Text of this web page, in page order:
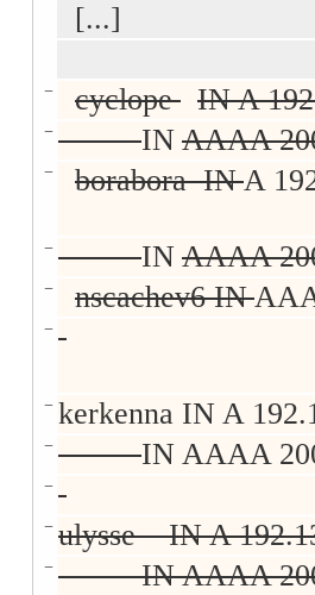
[...]
− cyclope IN A
− IN AAAA
− borabora INA
− IN AAAA
− nscachev6 IN
−
− kerkenna IN A
− IN AAAA
−
− ulysse IN A
− IN AAAA